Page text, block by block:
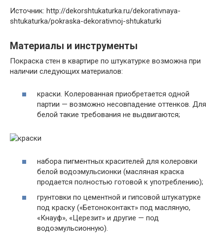
Источник: http://dekorshtukaturka.ru/dekorativnaya-
shtukaturka/pokraska-dekorativnoj-shtukaturki
Материалы и инструменты
Покраска стен в квартире по штукатурке возможна при
наличии следующих материалов:
краски. Колерованная приобретается одной
партии — возможно несовпадение оттенков. Для
белой такие требования не выдвигаются;
набора пигментных красителей для колеровки
белой водоэмульсионки (масляная краска
продается полностью готовой к употреблению);
грунтовки по цементной и гипсовой штукатурке
под краску («Бетоноконтакт» под масляную,
«Кнауф», «Церезит» и другие — под
водоэмульсионную).